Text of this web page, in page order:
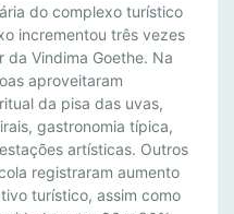
do complexo turístico
incrementou três vezes
da Vindima Goethe. Na
aproveitaram
da pisa das uvas,
gastronomia típica,
artísticas. Outros
registraram aumento
turístico, assim como